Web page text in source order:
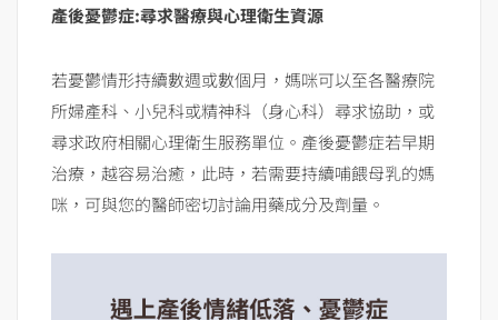
產後憂鬱症:尋求醫療與心理衛生資源
若憂鬱情形持續數週或數個月，媽咪可以至各醫療院
所婦產科、小兒科或精神科（身心科）尋求協助，或
尋求政府相關心理衛生服務單位。產後憂鬱症若早期
治療，越容易治癒，此時，若需要持續哺餵母乳的媽
咪，可與您的醫師密切討論用藥成分及劑量。